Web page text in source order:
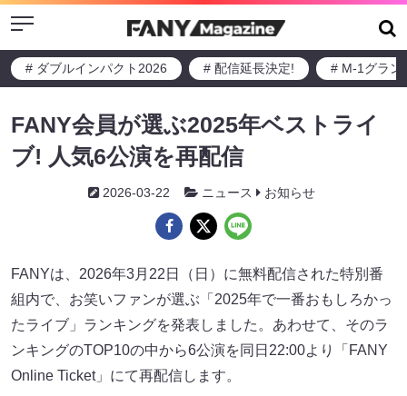
Menu
# ダブルインパクト2026 # 配信延長決定! # M-1グラン
FANY会員が選ぶ2025年ベストライ
ブ! 人気6公演を再配信
2026-03-22 ニュース お知らせ
FANYは、2026年3月22日（日）に無料配信された特別番
組内で、お笑いファンが選ぶ「2025年で一番おもしろかっ
たライブ」ランキングを発表しました。あわせて、そのラ
ンキングのTOP10の中から6公演を同日22:00より「FANY
Online Ticket」にて再配信します。